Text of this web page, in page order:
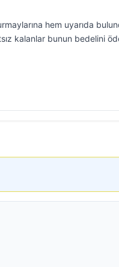
hem uyarıda
kalanlar bunun bedelini